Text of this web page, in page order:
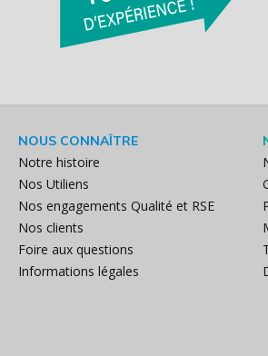
NOUS CONNAÎTRE
Notre histoire
Nos Utiliens
Nos engagements Qualité et RSE
Nos clients
Foire aux questions
Informations légales